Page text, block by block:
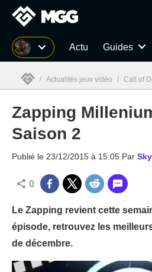
MGG Actu Guides
MGG
/ Actualités jeux vidéo / Call of
Zapping
Saison 2
Publié le 23/12/2015 à 15:05 Par
0
Le Zapping revient cette
épisode, retrouvez les
de décembre.